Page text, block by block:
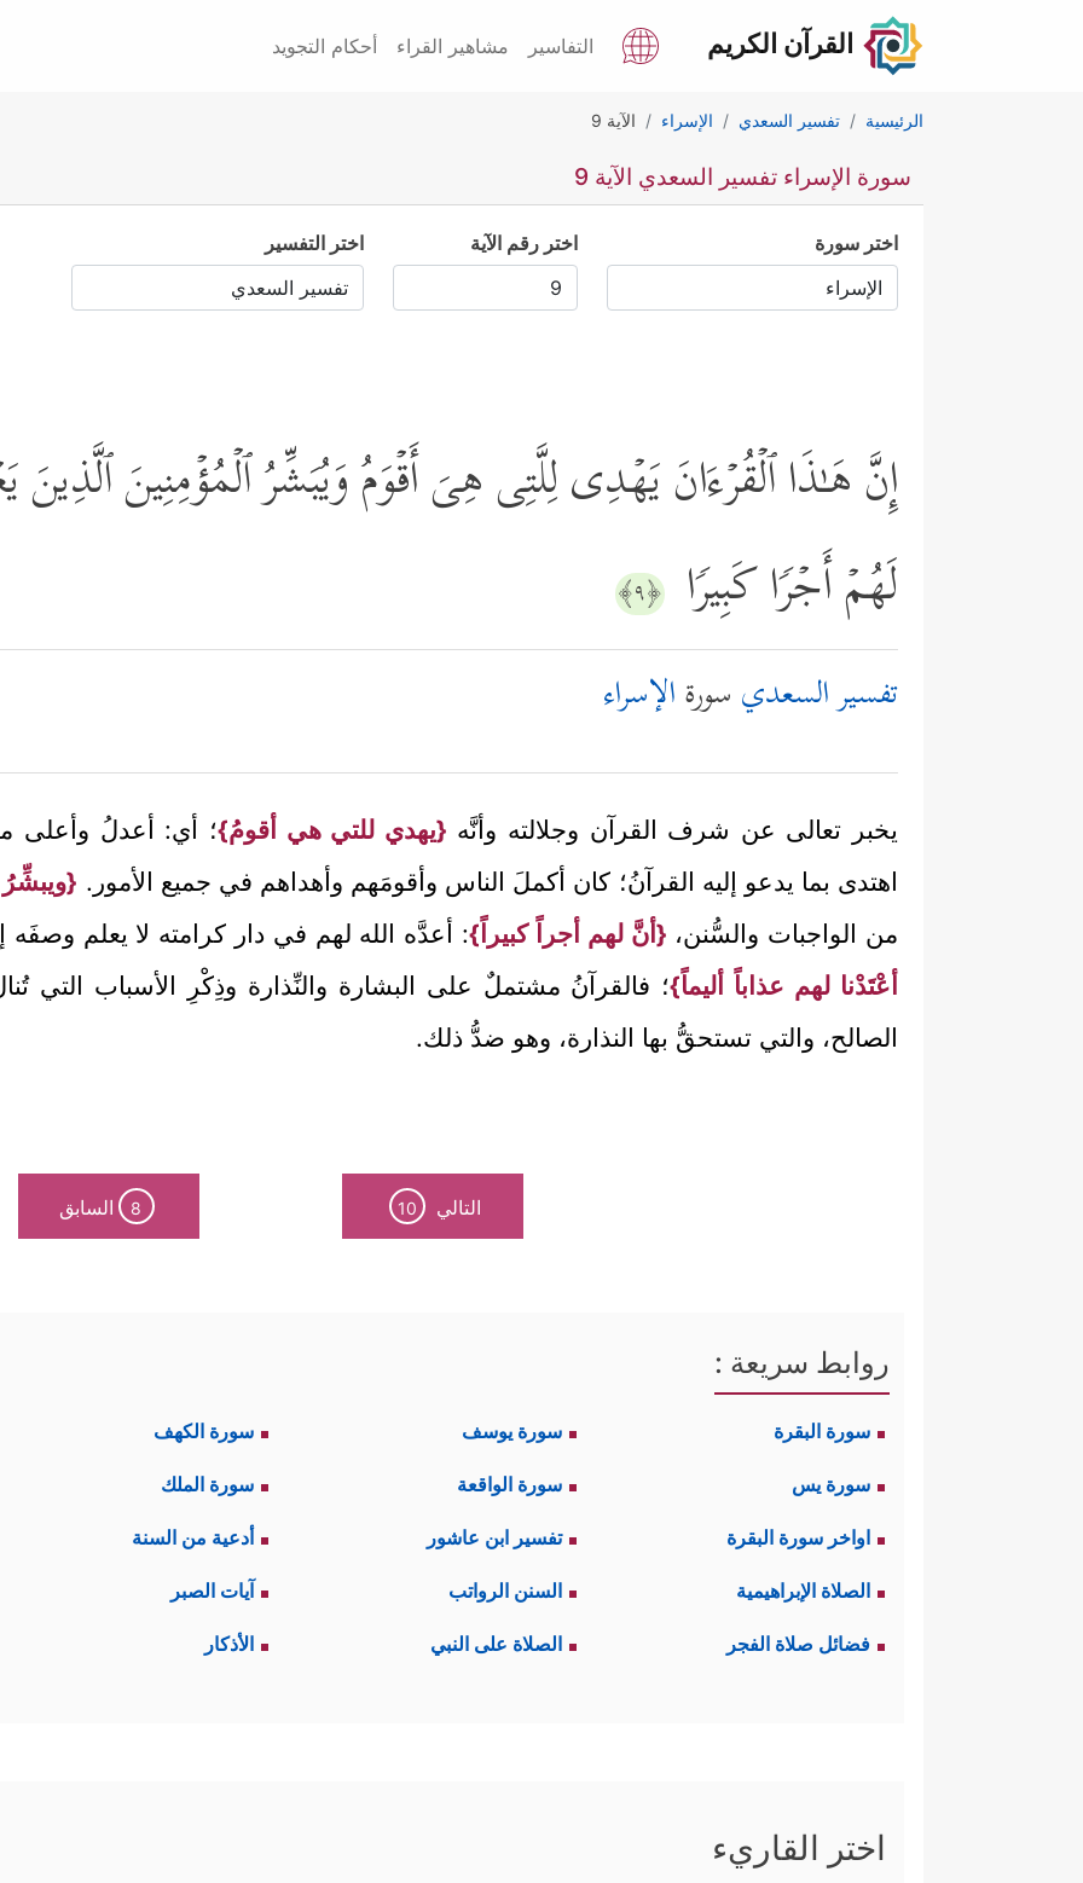
القرآن الكريم التفاسير مشاهير القراء أحكام التجويد
الرئيسية تفسير السعدي الإسراء الآية 9
سورة الإسراء تفسير السعدي الآية 9
اختر سورة اختر رقم الآية اختر التفسير
إِنَّ هَـٰذَا ٱلۡقُرۡءَانَ یَهۡدِی لِلَّتِی هِیَ أَقۡوَمُ وَیُبَشِّرُ ٱلۡمُؤۡمِنِینَ
لَهُمۡ أَجۡرࣰا كَبِیرࣰا ﴿٩﴾
تفسير السعدي سورةالإسراء
يخبر تعالى عن شرف القرآن وجلالته وأنَّه {يهدي للتي هي أقومُ}؛ أي: أعدلُ وأعلى
اهتدى بما يدعو إليه القرآنُ؛ كان أكملَ الناس وأقومَهم وأهداهم في جميع الأمور. {ويبشِّرُ
من الواجبات والسُّنن، {أنَّ لهم أجراً كبيراً}: أعدَّه الله لهم في دار كرامته لا يعلم وصفَه
أعْتَدْنا لهم عذاباً أليماً}؛ فالقرآنُ مشتملٌ على البشارة والنِّذارة وذِكْرِ الأسباب التي
الصالح، والتي تستحقُّ بها النذارة، وهو ضدُّ ذلك.
التالي 10
8 السابق
روابط سريعة :
سورة البقرة سورة يوسف سورة الكهف
سورة يس سورة الواقعة سورة الملك
اواخر سورة البقرة تفسير ابن عاشور أدعية من السنة
الصلاة الإبراهيمية السنن الرواتب آيات الصبر
فضائل صلاة الفجر الصلاة على النبي الأذكار
اختر القاريء